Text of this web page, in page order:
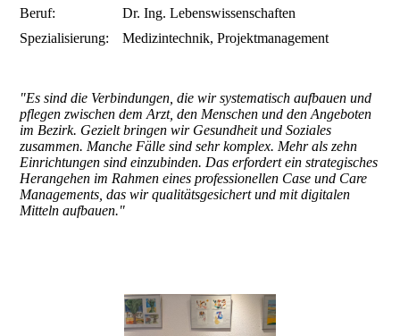
Beruf:
Dr. Ing. Lebenswissenschaften
Spezialisierung:
Medizintechnik, Projektmanagement
"Es sind die Verbindungen, die wir systematisch aufbauen und
pflegen zwischen dem Arzt, den Menschen und den Angeboten
im Bezirk. Gezielt bringen wir Gesundheit und Soziales
zusammen. Manche Fälle sind sehr komplex. Mehr als zehn
Einrichtungen sind einzubinden. Das erfordert ein strategisches
Herangehen im Rahmen eines professionellen Case und Care
Managements, das wir qualitätsgesichert und mit digitalen
Mitteln aufbauen."